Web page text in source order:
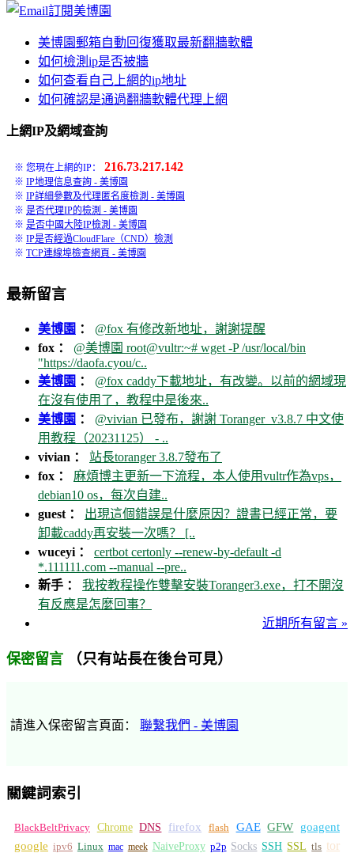
美博園郵箱自動回復獲取最新翻牆軟體
如何檢測ip是否被牆
如何查看自己上網的ip地址
如何確認是通過翻牆軟體代理上網
上網IP及網域查詢
※ 您現在上網的IP： 216.73.217.142
※ IP地理信息查詢 - 美博園
※ IP詳細參數及代理匿名度檢測 - 美博園
※ 是否代理IP的檢測 - 美博園
※ 是否中國大陸IP檢測 - 美博園
※ IP是否經過CloudFlare（CND）檢測
※ TCP連線埠檢查網頁 - 美博園
最新留言
美博園 ： @fox 有修改新地址，謝謝提醒
fox ： @美博園 root@vultr:~# wget -P /usr/local/bin
"https://daofa.cyou/c..
美博園 ： @fox caddy下載地址，有改變。以前的網域現
在沒有使用了，教程中是後來..
美博園 ： @vivian 已發布，謝謝 Toranger_v3.8.7 中文使
用教程（20231125） - ..
vivian ： 站長toranger 3.8.7發布了
fox ： 麻煩博主更新一下流程，本人使用vultr作為vps，
debian10 os，每次自建..
guest ： 出現這個錯誤是什麼原因？證書已經正常，要
卸載caddy再安裝一次嗎？ [..
wuceyi ： certbot certonly --renew-by-default -d
*.111111.com --manual --pre..
新手 ： 我按教程操作雙擊安裝Toranger3.exe，打不開沒
有反應是怎麼回事？
近期所有留言 »
保密留言 （只有站長在後台可見）
請進入保密留言頁面： 聯繫我們 - 美博園
關鍵詞索引
BlackBeltPrivacy Chrome DNS firefox flash GAE GFW
goagent
google ipv6 Linux mac meek NaiveProxy p2p Socks SSH SSL tls tor